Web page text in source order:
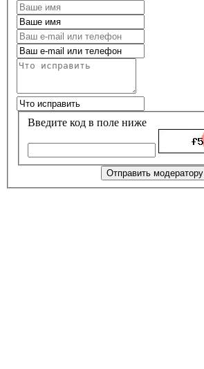
Введите код в поле ниже
Отправить модератору